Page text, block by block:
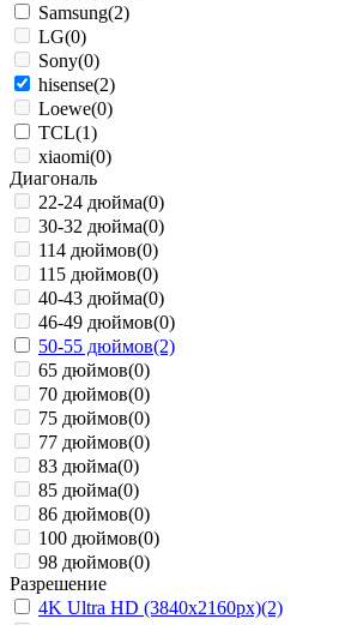
Samsung(2)
LG(0)
Sony(0)
hisense(2)
Loewe(0)
TCL(1)
xiaomi(0)
Диагональ
22-24 дюйма(0)
30-32 дюйма(0)
114 дюймов(0)
115 дюймов(0)
40-43 дюйма(0)
46-49 дюймов(0)
50-55 дюймов(2)
65 дюймов(0)
70 дюймов(0)
75 дюймов(0)
77 дюймов(0)
83 дюйма(0)
85 дюйма(0)
86 дюймов(0)
100 дюймов(0)
98 дюймов(0)
Разрешение
4K Ultra HD (3840x2160px)(2)